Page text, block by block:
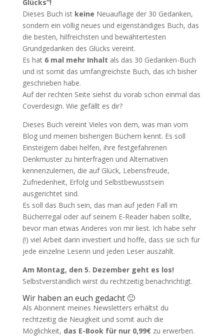
Glücks“!
Dieses Buch ist keine Neuauflage der 30 Gedanken,
sondern ein völlig neues und eigenständiges Buch, das
die besten, hilfreichsten und bewähtertesten
Grundgedanken des Glücks vereint.
Es hat 6 mal mehr Inhalt als das 30 Gedanken-Buch
und ist somit das umfangreichste Buch, das ich bisher
geschrieben habe.
Auf der rechten Seite siehst du vorab schon einmal das
Coverdesign. Wie gefällt es dir?
Dieses Buch vereint Vieles von dem, was man vom
Blog und meinen bisherigen Büchern kennt. Es soll
Einsteigern dabei helfen, ihre festgefahrenen
Denkmuster zu hinterfragen und Alternativen
kennenzulernen, die auf Glück, Lebensfreude,
Zufriedenheit, Erfolg und Selbstbewusstsein
ausgerichtet sind.
Es soll das Buch sein, das man auf jeden Fall im
Bücherregal oder auf seinem E-Reader haben sollte,
bevor man etwas Anderes von mir liest. Ich habe sehr
(!) viel Arbeit darin investiert und hoffe, dass sie sich für
jede einzelne Leserin und jeden Leser auszahlt.
Am Montag, den 5. Dezember geht es los!
Selbstverständlich wirst du rechtzeitig benachrichtigt.
Wir haben an euch gedacht 🙂
Als Abonnent meines Newsletters erhältst du
rechtzeitig die Neuigkeit und somit auch die
Möglichkeit, das E-Book für nur 0,99€zu erwerben.